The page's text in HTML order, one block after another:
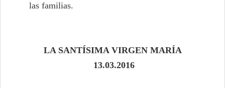
las familias.
LA SANTÍSIMA VIRGEN MARÍA
13.03.2016